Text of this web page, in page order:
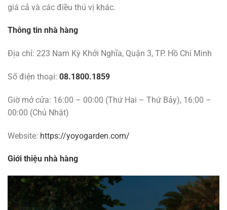
giá cả và các điều thú vị khác.
Thông tin nhà hàng
Địa chỉ: 223 Nam Kỳ Khởi Nghĩa, Quận 3, TP. Hồ Chí Minh
Số điện thoại: 08.1800.1859
Giờ mở cửa: 16:00 – 00:00 (Thứ Hai – Thứ Bảy), 16:00 –
00:00 (Chủ Nhật)
Website: https://yoyogarden.com/
Giới thiệu nhà hàng